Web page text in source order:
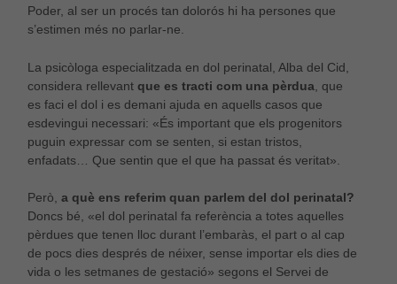
Poder, al ser un procés tan dolorós hi ha persones que
s’estimen més no parlar-ne.
La psicòloga especialitzada en dol perinatal, Alba del Cid,
considera rellevant que es tracti com una pèrdua , que
es faci el dol i es demani ajuda en aquells casos que
esdevingui necessari: «És important que els progenitors
puguin expressar com se senten, si estan tristos,
enfadats… Que sentin que el que ha passat és veritat».
Però, a què ens referim quan parlem del dol perinatal?
Doncs bé, «el dol perinatal fa referència a totes aquelles
pèrdues que tenen lloc durant l’embaràs, el part o al cap
de pocs dies després de néixer, sense importar els dies de
vida o les setmanes de gestació» segons el Servei de